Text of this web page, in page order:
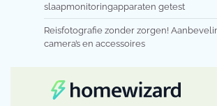
slaapmonitoringapparaten getest
Reisfotografie zonder zorgen!
camera’s en accessoires